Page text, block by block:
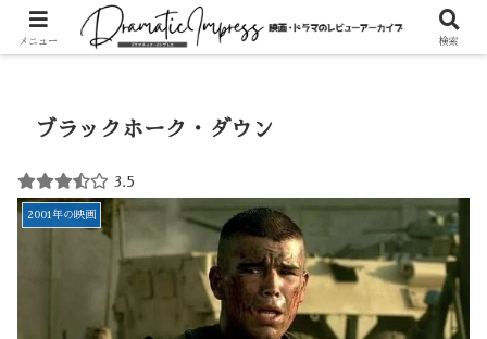
映画 2000年代の映画 2001年の映画
ブラックホーク・ダウン
3.5
2001年の映画
メニュー 検索